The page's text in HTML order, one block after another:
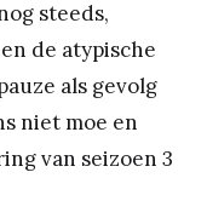
steeds,
de atypische
als gevolg
niet moe en
van seizoen 3